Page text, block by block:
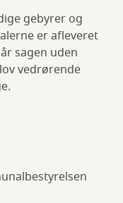
gebyrer og
er afleveret
sagen uden
vedrørende